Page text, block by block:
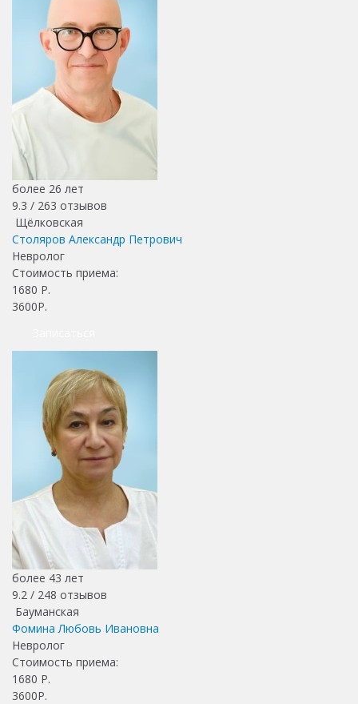
более 26 лет
9.3 / 263 отзывов
Щёлковская
Столяров Александр Петрович
Невролог
Стоимость приема:
1680 Р.
3600Р.
более 43 лет
9.2 / 248 отзывов
Бауманская
Фомина Любовь Ивановна
Невролог
Стоимость приема:
1680 Р.
3600Р.